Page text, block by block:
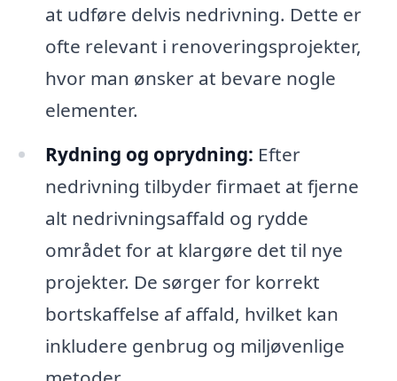
at udføre delvis nedrivning. Dette er
ofte relevant i renoveringsprojekter,
hvor man ønsker at bevare nogle
elementer.
Rydning og oprydning: Efter
nedrivning tilbyder firmaet at fjerne
alt nedrivningsaffald og rydde
området for at klargøre det til nye
projekter. De sørger for korrekt
bortskaffelse af affald, hvilket kan
inkludere genbrug og miljøvenlige